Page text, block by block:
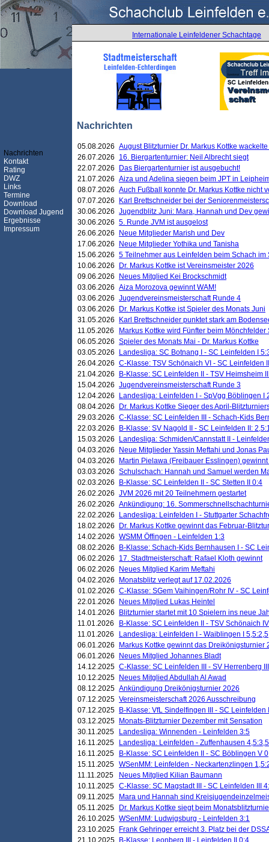
Internationale Leinfeldener Schachtage
Nachrichten
Nachrichten
Kontakt
Rating
DWZ
Links
Termine
Download
Download Jugend
Ergebnisse
Impressum
05.08.2026 August Blitzturnier Dr. Markus Kottke
26.07.2026
16. Biergartenturnier: Neil Albrecht siegt
22.07.2026
Das Biergartenturnier ist ausgebucht!
21.07.2026 Aiza und Adelina siegen beim JPT in
08.07.2026 Auch Fußball konnte Dr. Markus Kottke nicht
07.07.2026
Karl Brettschneider bei der
30.06.2026 Jugendblitz Juni: Mara, Hannah und Dev
30.06.2026 5. Runde JVM ist ausgelost
26.06.2026
Neue Mitglieder Marish und Dev
17.06.2026
Neue Mitglieder Yothika und Tanisha
15.06.2026 5 Teilnehmer aus Leinfelden beim Schach
10.06.2026
Dr. Markus Kottke ist Vereinsmeister 2026
09.06.2026
Neues Mitglied Kei Brockschmidt
03.06.2026 Aiza Morozova gewinnt WAM!
03.06.2026 Jugendvereinsmeisterschaft Runde 4
03.06.2026
Dr. Markus Kottke ist Spieler des Monats Juni
31.05.2026
Karl Brettschneider punktet stark am
11.05.2026
Markus Kottke wird Fünfter beim
06.05.2026 Spieler des Monats Mai - Dr. Markus Kottke
03.05.2026
Landesliga: SC Botnang I - SC Leinfelden I
26.04.2026 C-Klasse: TSV Schönaich VI - SC Leinfelden
21.04.2026
B-Klasse: SC Leinfelden II - TSV Heimsheim
15.04.2026 Jugendvereinsmeisterschaft Runde 3
12.04.2026
Landesliga: Leinfelden I - SpVgg Böblingen I
08.04.2026
Dr. Markus Kottke Sieger des April-
29.03.2026 C-Klasse: SC Leinfelden III - Schach-Kids
22.03.2026
B-Klasse: SV Nagold II - SC Leinfelden II:
15.03.2026
Landesliga: Schmiden/Cannstatt II -
04.03.2026
Neue Mitglieder Yassin Meftahi und Jonas
04.03.2026
Martin Pielawa (Freibauer Esslingen)
03.03.2026 Schulschach: Hannah und Samuel werden
02.03.2026
B-Klasse: SC Leinfelden II - SC Stetten II 0:4
26.02.2026 JVM 2026 mit 20 Teilnehmern gestartet
26.02.2026 Ankündigung: 16.
22.02.2026
Landesliga: Leinfelden I - Stuttgarter
18.02.2026
Dr. Markus Kottke gewinnt das Februar-
14.02.2026 WSMM Öffingen - Leinfelden 1:3
08.02.2026
B-Klasse: Schach-Kids Bernhausen I - SC
06.02.2026
17. Stadtmeisterschaft: Rafael Kloth gewinnt
06.02.2026
Neues Mitglied Karim Meftahi
04.02.2026
Monatsblitz verlegt auf 17.02.2026
01.02.2026 C-Klasse: SGem Vaihingen/Rohr IV - SC
22.01.2026
Neues Mitglied Lukas Heintel
14.01.2026
Blitzturnier startet mit 10 Spielern ins neue
11.01.2026
B-Klasse: SC Leinfelden II - TSV Schönaich
11.01.2026
Landesliga: Leinfelden I - Waiblingen I 5,5:2,5
06.01.2026
Markus Kottke gewinnt das Dreikönigsturnier
06.01.2026
Neues Mitglied Johannes Bladt
14.12.2025 C-Klasse: SC Leinfelden III - SV Herrenberg
10.12.2025
Neues Mitglied Abdullah Al Awad
08.12.2025 Ankündigung Dreikönigsturnier 2026
07.12.2025 Vereinsmeisterschaft 2026 Ausschreibung
07.12.2025
B-Klasse: VfL Sindelfingen III - SC Leinfelden
03.12.2025
Monats-Blitzturnier Dezember mit Sensation
30.11.2025
Landesliga: Winnenden - Leinfelden 3:5
16.11.2025
Landesliga: Leinfelden - Zuffenhausen 4,5:3,5
16.11.2025
B-Klasse: SC Leinfelden II - SC Böblingen V
15.11.2025 WSenMM: Leinfelden - Neckartenzlingen
11.11.2025
Neues Mitglied Kilian Baumann
10.11.2025 C-Klasse: SC Magstadt III - SC Leinfelden III
09.11.2025
Mara und Hannah sind
05.11.2025
Dr. Markus Kottke siegt beim
26.10.2025 WSenMM: Ludwigsburg - Leinfelden 3:1
23.10.2025
Frank Gehringer erreicht 3. Platz bei der
21.10.2025
B-Klasse: Leonberg III - Leinfelden II 0:4